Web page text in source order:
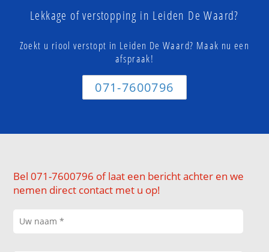
Lekkage of verstopping in Leiden De Waard?
Zoekt u riool verstopt in Leiden De Waard? Maak nu een
afspraak!
071-7600796
Bel 071-7600796 of laat een bericht achter en we
nemen direct contact met u op!